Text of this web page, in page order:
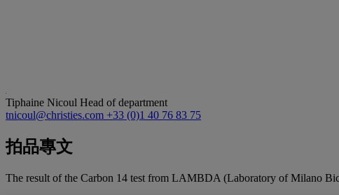
Tiphaine Nicoul Head of department
tnicoul@christies.com +33 (0)1 40 76 83 75
拍品專文
The result of the Carbon 14 test from LAMBDA (Laboratory of Milano